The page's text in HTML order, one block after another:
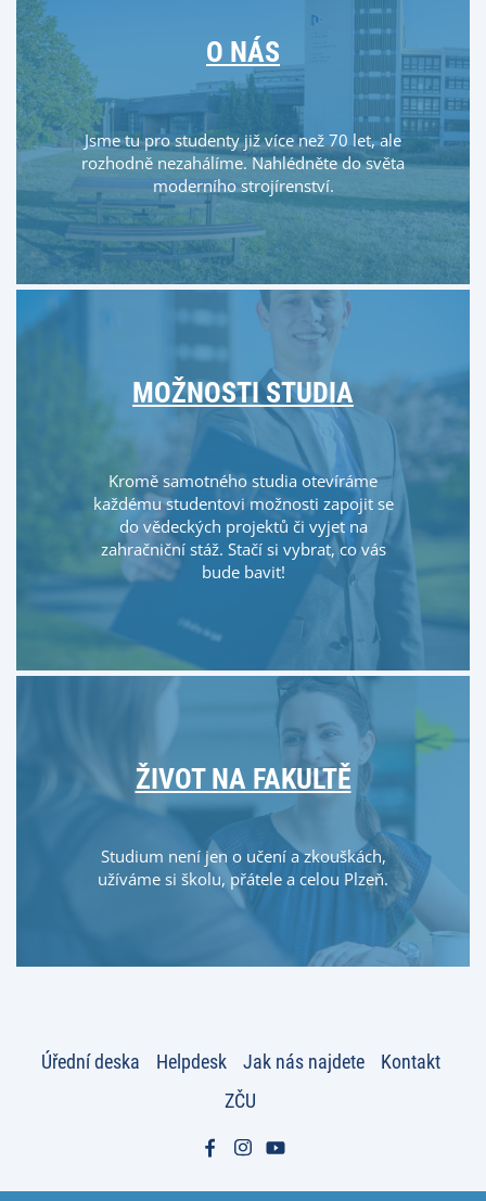
O NÁS
Jsme tu pro studenty již více než 70 let, ale
rozhodně nezahálíme. Nahlédněte do světa
moderního strojírenství.
MOŽNOSTI STUDIA
Kromě samotného studia otevíráme
každému studentovi možnosti zapojit se
do vědeckých projektů či vyjet na
zahračniční stáž. Stačí si vybrat, co vás
bude bavit!
ŽIVOT NA FAKULTĚ
Studium není jen o učení a zkouškách,
užíváme si školu, přátele a celou Plzeň.
Úřední deska Helpdesk Jak nás najdete
Kontakt
ZČU